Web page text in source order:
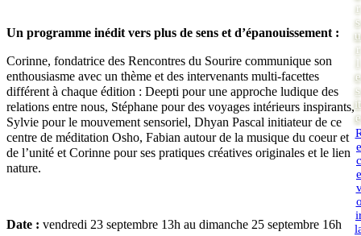
Un programme inédit vers plus de sens et d’épanouissement :
Corinne, fondatrice des Rencontres du Sourire communique son
enthousiasme avec un thème et des intervenants multi-facettes
différent à chaque édition : Deepti pour une approche ludique des
relations entre nous, Stéphane pour des voyages intérieurs inspirants,
Sylvie pour le mouvement sensoriel, Dhyan Pascal initiateur de ce
centre de méditation Osho, Fabian autour de la musique du coeur et
de l’unité et Corinne pour ses pratiques créatives originales et le lien
nature.
Date : vendredi 23 septembre 13h au dimanche 25 septembre 16h
r
s
u
r
e
s
it
e
e
c
e